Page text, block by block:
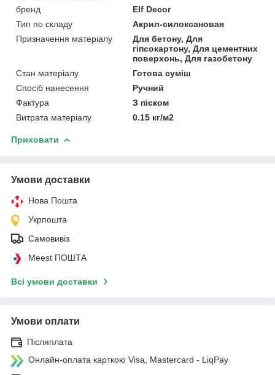
бренд
Elf Decor
Тип по складу
Акрил-силоксановая
Призначення матеріалу
Для бетону, Для
гіпсокартону, Для цементних
поверхонь, Для газобетону
Стан матеріалу
Готова суміш
Спосіб нанесення
Ручний
Фактура
З піском
Витрата матеріалу
0.15 кг/м2
Приховати
Умови доставки
Нова Пошта
Укрпошта
Самовивіз
Meest ПОШТА
Всі умови доставки
Умови оплати
Післяплата
Онлайн-оплата карткою Visa, Mastercard - LiqPay